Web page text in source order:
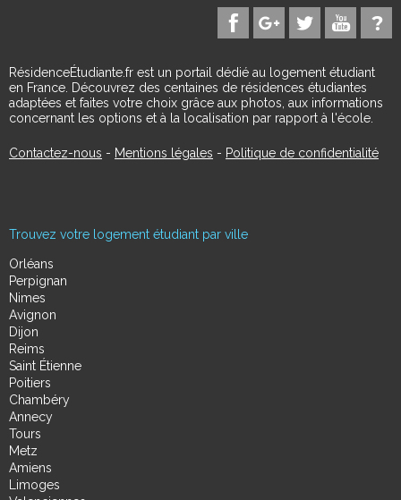
RésidenceÉtudiante.fr est un portail dédié au logement étudiant
en France. Découvrez des centaines de résidences étudiantes
adaptées et faites votre choix grâce aux photos, aux informations
concernant les options et à la localisation par rapport à l'école.
Contactez-nous - Mentions légales - Politique de confidentialité
Trouvez votre logement étudiant par ville
Orléans
Perpignan
Nimes
Avignon
Dijon
Reims
Saint Étienne
Poitiers
Chambéry
Annecy
Tours
Metz
Amiens
Limoges